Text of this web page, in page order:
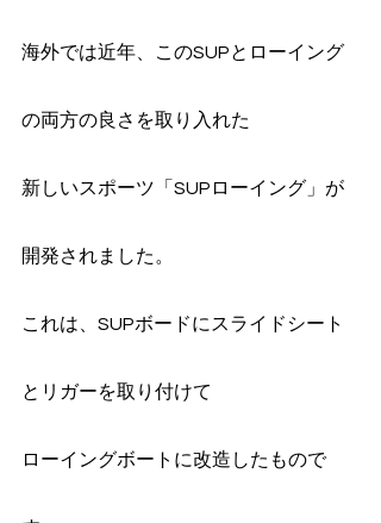
海外では近年、このSUPとローイング
の両方の良さを取り入れた
新しいスポーツ「SUPローイング」が
開発されました。
これは、SUPボードにスライドシート
とリガーを取り付けて
ローイングボートに改造したもので